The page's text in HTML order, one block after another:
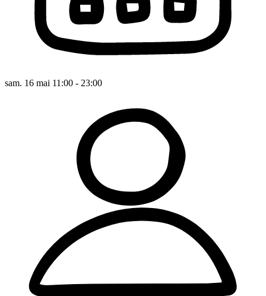
sam. 16 mai 11:00 - 23:00